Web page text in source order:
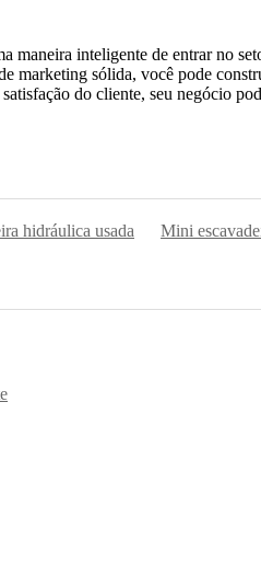
maneira inteligente de entrar no
marketing sólida, você pode
do cliente, seu negócio
hidráulica usada Mini